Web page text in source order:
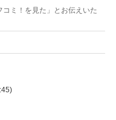
ミ！を見た」とお伝えいた